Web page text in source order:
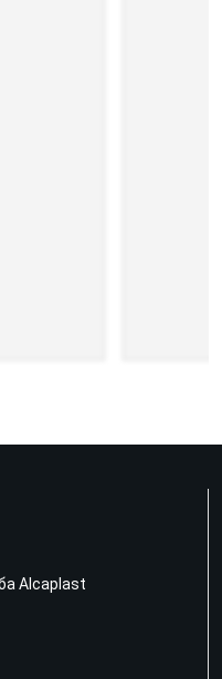
Alcaplast